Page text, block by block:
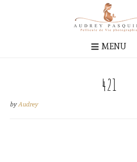
MENU
421
byAudrey